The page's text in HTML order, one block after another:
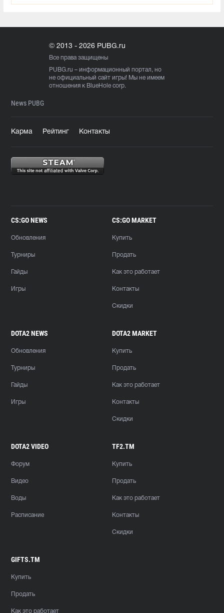
© 2013 - 2026 PUBG.ru
Все права защищены
PUBG.ru – информационный портал, но
не официальный сайт игры! Мы не имеем
отношения к BlueHole corp.
News PUBG
Карма Рейтинг Контакты
CS:GO NEWS
Обновления
Турниры
Гайды
Игры
CS:GO MARKET
Купить
Продать
Как это работает
Контакты
Скидки
DOTA2 NEWS
Обновления
Турниры
Гайды
Игры
DOTA2 MARKET
Купить
Продать
Как это работает
Контакты
Скидки
DOTA2 VIDEO
Форум
Видео
Воды
Расписание
TF2.TM
Купить
Продать
Как это работает
Контакты
Скидки
GIFTS.TM
Купить
Продать
Как это работает